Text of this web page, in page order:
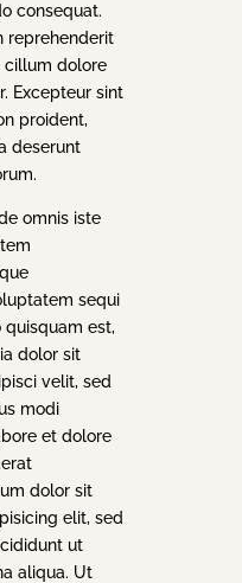
consequat.
reprehenderit
cillum dolore
Excepteur sint
proident,
deserunt
omnis iste
sequi
quisquam est,
dolor sit
velit, sed
modi
et dolore
dolor sit
elit, sed
ut
aliqua. Ut